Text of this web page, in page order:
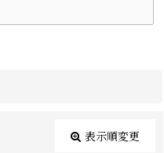
表示順変更